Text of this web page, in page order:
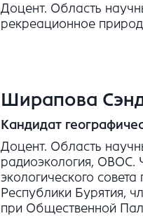
Доцент. Область
рекреационное
Ширапова
Кандидат
Доцент. Область
радиоэкология, ОВОС.
экологического
Республики Бурятия,
при Общественной